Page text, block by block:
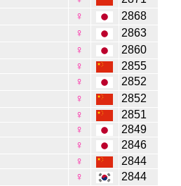
♀
2868
♀
2863
♀
2860
♀
2855
♀
2852
♀
2852
♀
2851
♀
2849
♀
2846
♀
2844
♀
2844